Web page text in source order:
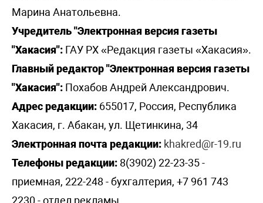
Марина Анатольевна.
Учредитель "Электронная версия газеты
"Хакасия": ГАУ РХ «Редакция газеты «Хакасия».
Главный редактор "Электронная версия газеты
"Хакасия": Похабов Андрей Александрович.
Адрес редакции: 655017, Россия, Республика
Хакасия, г. Абакан, ул. Щетинкина, 34
Электронная почта редакции: khakred@r-19.ru
Телефоны редакции: 8(3902) 22-23-35 -
приемная, 222-248 - бухгалтерия, +7 961 743
2230 - отдел рекламы,